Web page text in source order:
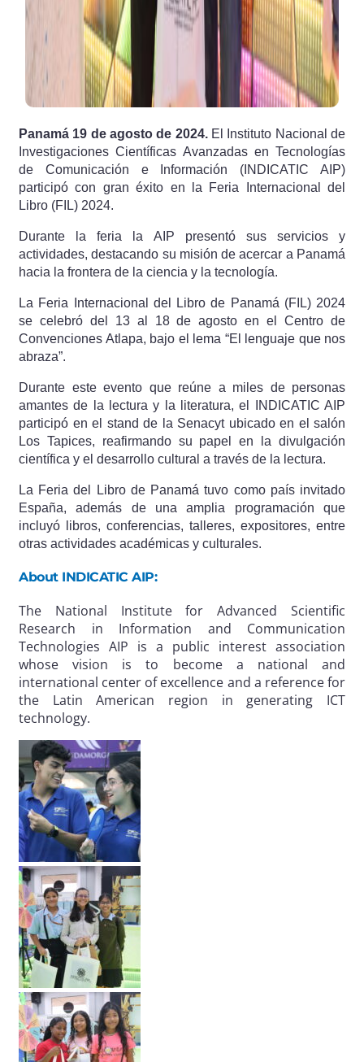
Panamá 19 de agosto de 2024.El Instituto Nacional de
Investigaciones Científicas Avanzadas en Tecnologías
de Comunicación e Información (INDICATIC AIP)
participó con gran éxito en la Feria Internacional del
Libro (FIL) 2024.
Durante la feria la AIP presentó sus servicios y
actividades, destacando su misión de acercar a Panamá
hacia la frontera de la ciencia y la tecnología.
La Feria Internacional del Libro de Panamá (FIL) 2024
se celebró del 13 al 18 de agosto en el Centro de
Convenciones Atlapa, bajo el lema “El lenguaje que nos
abraza”.
Durante este evento que reúne a miles de personas
amantes de la lectura y la literatura, el INDICATIC AIP
participó en el stand de la Senacyt ubicado en el salón
Los Tapices, reafirmando su papel en la divulgación
científica y el desarrollo cultural a través de la lectura.
La Feria del Libro de Panamá tuvo como país invitado
España, además de una amplia programación que
incluyó libros, conferencias, talleres, expositores, entre
otras actividades académicas y culturales.
About INDICATIC AIP:
The National Institute for Advanced Scientific
Research in Information and Communication
Technologies AIP is a public interest association
whose vision is to become a national and
international center of excellence and a reference for
the Latin American region in generating ICT
technology.